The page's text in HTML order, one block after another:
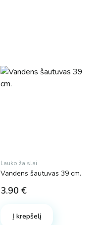
Lauko žaislai
Vandens šautuvas 39 cm.
3.90 €
Į krepšelį